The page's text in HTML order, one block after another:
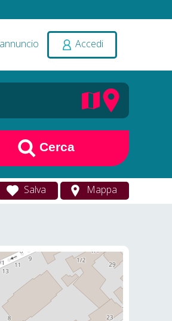
Accedi
Cerca
Salva Mappa